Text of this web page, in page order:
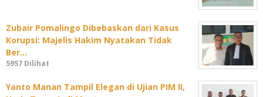
Zubair Pomalingo Dibebaskan dari Kasus
Korupsi: Majelis Hakim Nyatakan Tidak
Ber…
5957 Dilihat
Yanto Manan Tampil Elegan di Ujian PIM II,